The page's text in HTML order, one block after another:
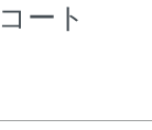
ート